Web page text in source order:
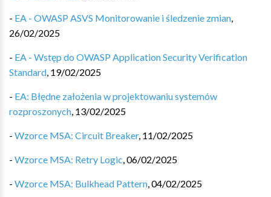
- EA - OWASP ASVS Monitorowanie i śledzenie zmian,
26/02/2025
- EA - Wstęp do OWASP Application Security Verification
Standard, 19/02/2025
- EA: Błędne założenia w projektowaniu systemów
rozproszonych, 13/02/2025
- Wzorce MSA: Circuit Breaker, 11/02/2025
- Wzorce MSA: Retry Logic,06/02/2025
- Wzorce MSA: Bulkhead Pattern,04/02/2025